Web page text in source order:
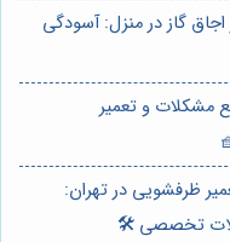
گاز در منزل: آسودگی
مشکلات و تعمیر
ظرفشویی در تهران:
تخصصی 🛠️